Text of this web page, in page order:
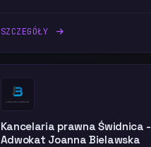
SZCZEGÓŁY
Kancelaria prawna Świdnica -
Adwokat Joanna Bielawska